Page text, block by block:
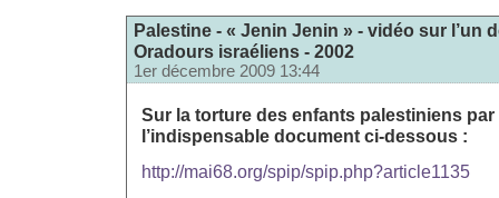
Palestine - « Jenin Jenin » - vidéo sur l’un
Oradours israéliens - 2002
1er décembre 2009 13:44
Sur la torture des enfants palestiniens par
l’indispensable document ci-dessous :
http://mai68.org/spip/spip.php?article1135